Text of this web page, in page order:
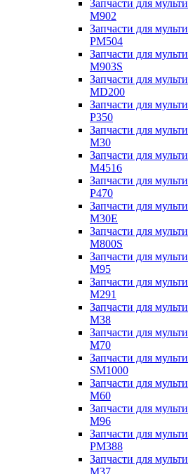
Запчасти для
M902
Запчасти для
PM504
Запчасти для
M903S
Запчасти для
MD200
Запчасти для
P350
Запчасти для
M30
Запчасти для
M4516
Запчасти для
P470
Запчасти для
M30E
Запчасти для
M800S
Запчасти для
M95
Запчасти для
M291
Запчасти для
M38
Запчасти для
M70
Запчасти для
SM1000
Запчасти для
M60
Запчасти для
M96
Запчасти для
PM388
Запчасти для
M37